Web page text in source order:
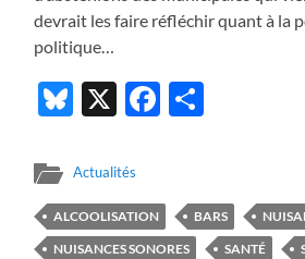
devrait les faire réfléchir quant à la
politique…
Bluesky
X Facebook
Actualités
ALCOOLISATION BARS
NUISANCES SONORES
SANTÉ